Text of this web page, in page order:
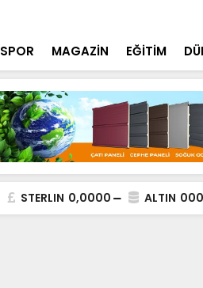
SPOR MAGAZİN EĞİTİM
STERLIN 0,0000 ALTIN